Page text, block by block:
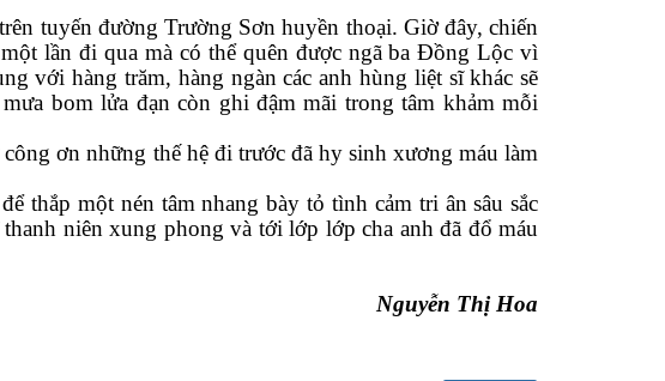
tuyến đường Trường Sơn huyền thoại. Giờ đây, chiến
lần đi qua mà có thể quên được ngã ba Đồng Lộc vì
với hàng trăm, hàng ngàn các anh hùng liệt sĩ khác sẽ
bom lửa đạn còn ghi đậm mãi trong tâm khảm mỗi
ơn những thế hệ đi trước đã hy sinh xương máu làm
thắp một nén tâm nhang bày tỏ tình cảm tri ân sâu sắc
niên xung phong và tới lớp lớp cha anh đã đổ máu
Nguyễn Thị Hoa